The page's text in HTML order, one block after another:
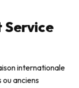
Service
internationale
anciens